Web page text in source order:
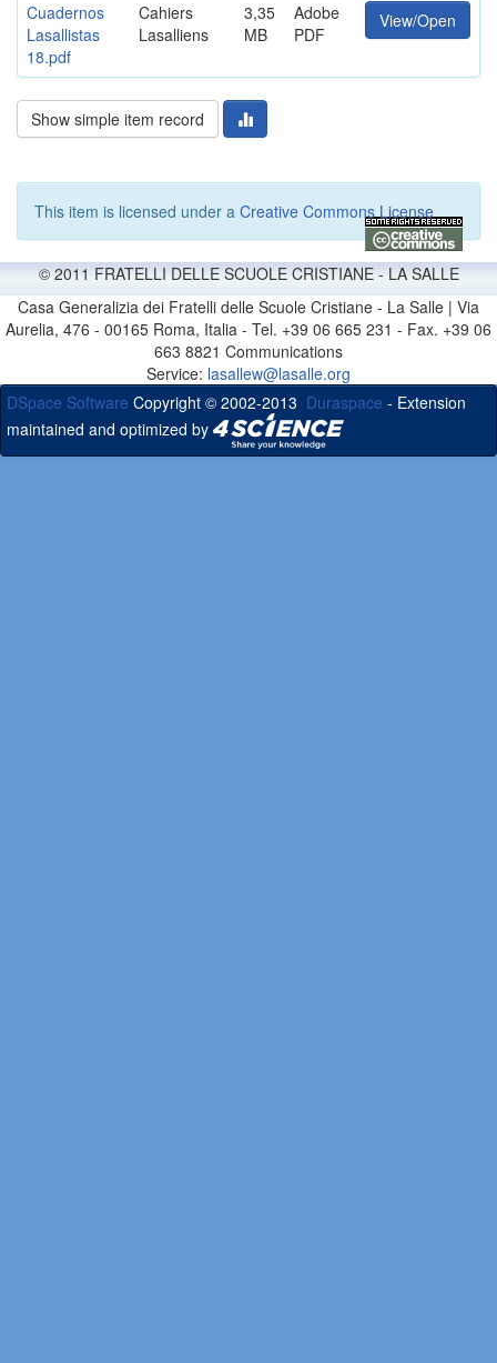
Cuadernos
Lasallistas
18.pdf
Cahiers
Lasalliens
3,35
MB
Adobe
PDF
View/Open
Show simple item record
This item is licensed under a Creative Commons License
© 2011 FRATELLI DELLE SCUOLE CRISTIANE - LA SALLE
Casa Generalizia dei Fratelli delle Scuole Cristiane - La Salle | Via
Aurelia, 476 - 00165 Roma, Italia - Tel. +39 06 665 231 - Fax. +39 06
663 8821 Communications
Service: lasallew@lasalle.org
DSpace Software Copyright © 2002-2013 Duraspace - Extension
maintained and optimized by